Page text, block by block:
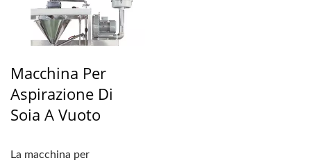
Macchina Per
Aspirazione Di
Soia A Vuoto
La macchina per